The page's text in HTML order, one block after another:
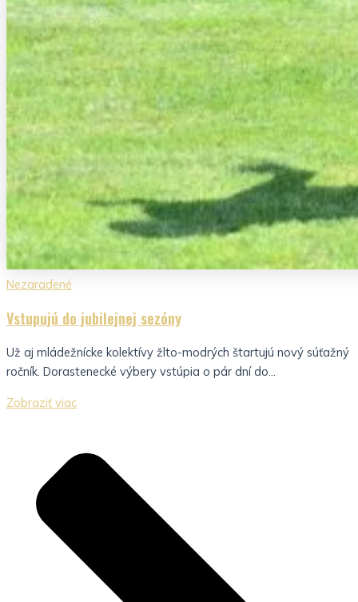
Nezaradené
Vstupujú do jubilejnej sezóny
Už aj mládežnícke kolektívy žlto-modrých štartujú nový súťažný
ročník. Dorastenecké výbery vstúpia o pár dní do...
Zobraziť viac